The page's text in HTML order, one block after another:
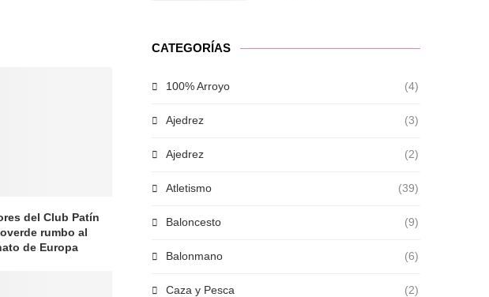
del Club Patín
rumbo al
de Europa
CATEGORÍAS
100% Arroyo (4)
Ajedrez (3)
Ajedrez (2)
Atletismo (39)
Baloncesto (9)
Balonmano (6)
Caza y Pesca (2)